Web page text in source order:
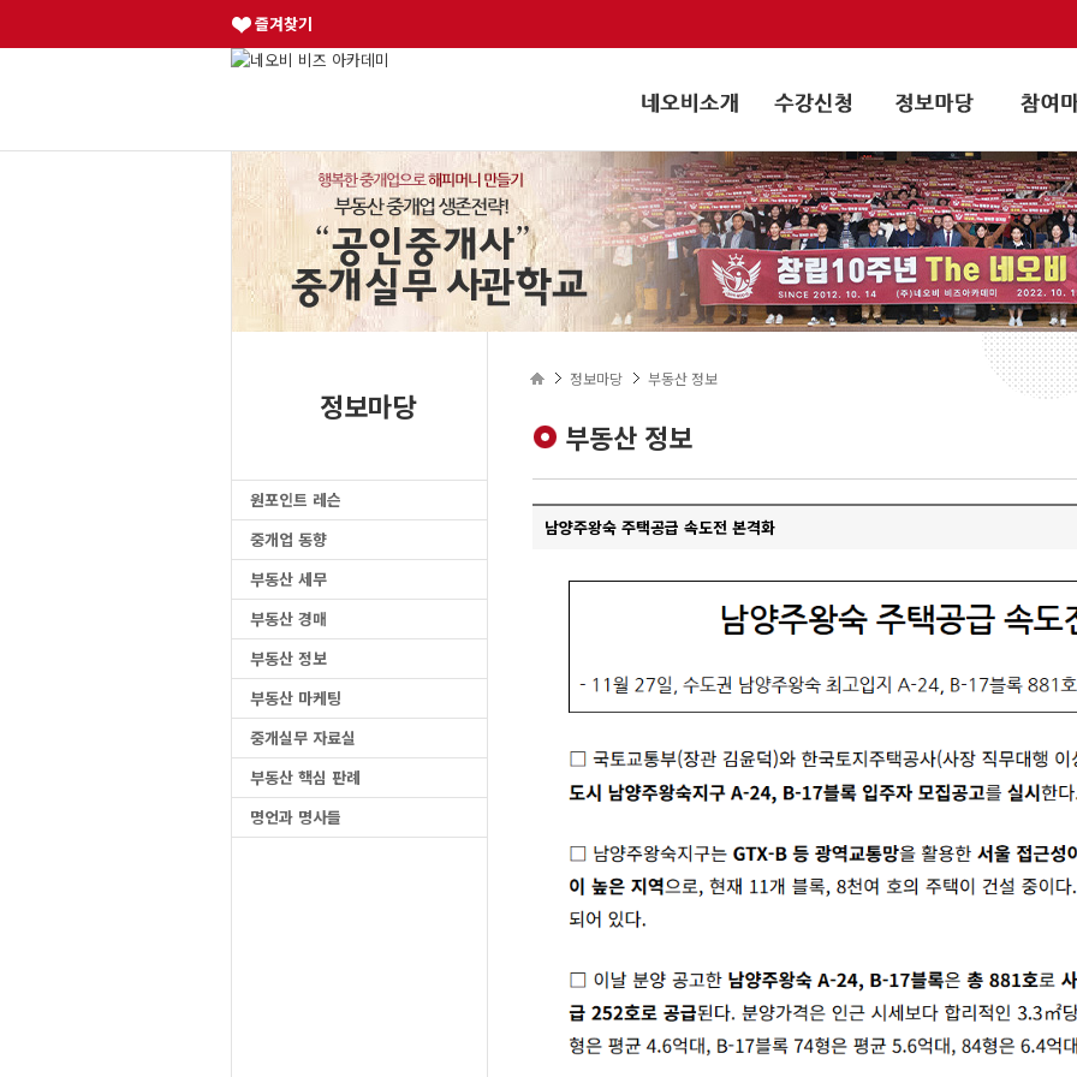
즐겨찾기
정보마당
원포인트 레슨
중개업 동향
부동산 세무
부동산 경매
부동산 정보
부동산 마케팅
중개실무 자료실
부동산 핵심 판례
명언과 명사들
정보마당 부동산 정보
부동산 정보
남양주왕숙 주택공급 속도전 본격화